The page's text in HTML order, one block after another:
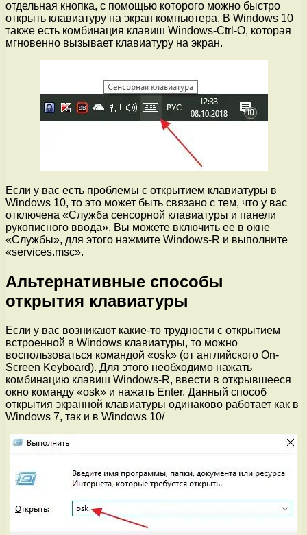
отдельная кнопка, с помощью которого можно быстро
открыть клавиатуру на экран компьютера. В Windows 10
также есть комбинация клавиш Windows-Ctrl-O, которая
мгновенно вызывает клавиатуру на экран.
Если у вас есть проблемы с открытием клавиатуры в
Windows 10, то это может быть связано с тем, что у вас
отключена «Служба сенсорной клавиатуры и панели
рукописного ввода». Вы можете включить ее в окне
«Службы», для этого нажмите Windows-R и выполните
«services.msc».
Альтернативные способы
открытия клавиатуры
Если у вас возникают какие-то трудности с открытием
встроенной в Windows клавиатуры, то можно
воспользоваться командой «osk» (от английского On-
Screen Keyboard). Для этого необходимо нажать
комбинацию клавиш Windows-R, ввести в открывшееся
окно команду «osk» и нажать Enter. Данный способ
открытия экранной клавиатуры одинаково работает как в
Windows 7, так и в Windows 10/